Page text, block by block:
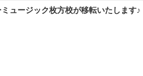
ュージック枚方校が移転いたします♪